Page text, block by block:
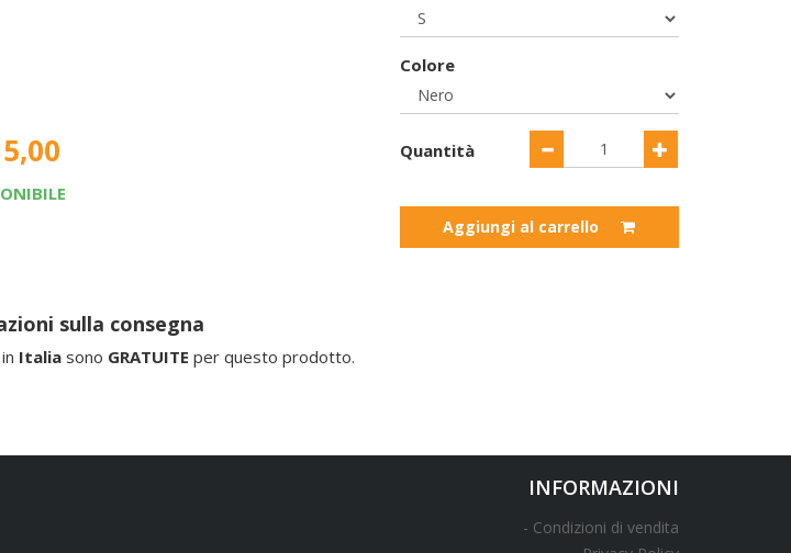
Colore
Quantità
Aggiungi al carrello
sulla consegna
Italia sono GRATUITE per questo prodotto.
INFORMAZIONI
Condizioni di vendita